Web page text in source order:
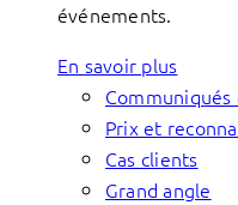
événements.
En savoir plus
Communiqués
Prix et
Cas clients
Grand angle